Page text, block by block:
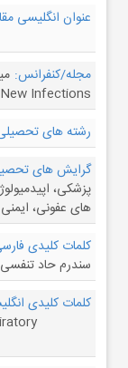
عنوان انگلیسی
مجله/کنفرانس:
Infections
رشته های
گرایش های
پزشکی،
های عفونی،
کلمات کلیدی
سندرم حاد
کلمات کلیدی